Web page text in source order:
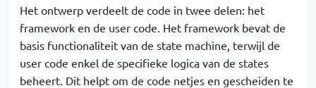
Het ontwerp verdeelt de code in twee delen: het
framework en de user code. Het framework bevat de
basis functionaliteit van de state machine, terwijl de
user code enkel de specifieke logica van de states
beheert. Dit helpt om de code netjes en gescheiden te